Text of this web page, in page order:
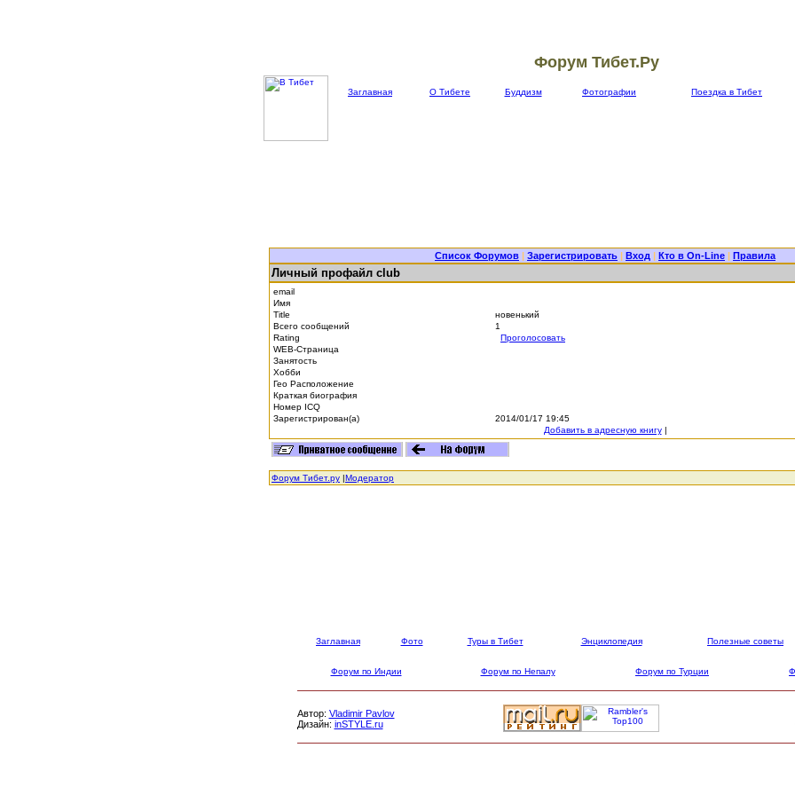
Форум Тибет.Ру
Заглавная О Тибете Буддизм Фотографии Поездка в Тибет
Список Форумов | Зарегистрировать | Вход | Кто в On-Line | Правила
Личный профайл club
email
Имя
Title
новенький
Всего сообщений
1
Rating
Проголосовать
WEB-Страница
Занятость
Хобби
Гео Расположение
Краткая биография
Номер ICQ
Зарегистрирован(а)
2014/01/17 19:45
Добавить в адресную книгу|
Форум Тибет.ру |Модератор
Заглавная Фото Туры в Тибет Энциклопедия Полезные советы
Форум по Индии Форум по Непалу Форум по Турции
Автор: Vladimir Pavlov
Дизайн: inSTYLE.ru